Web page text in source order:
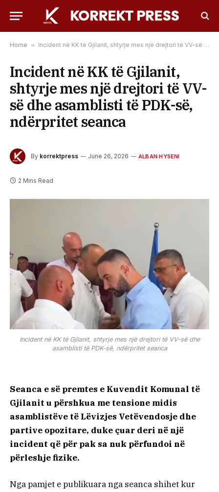
Home » ​Incident në KK të Gjilanit, shtyrje mes një drejtori të VV-së dhe asamblisti të PDK-së, ndërpritet seanca
​Incident në KK të Gjilanit,
shtyrje mes një drejtori të VV-
së dhe asamblisti të PDK-së,
ndërpritet seanca
By korrektpress June 26, 2026 ALBAN HYSENI
2 Mins Read
​Incident në KK të Gjilanit, shtyrje mes një drejtori të VV-së dhe
asamblisti të PDK-së, ndërpritet seanca
Seanca e së premtes e Kuvendit Komunal të
Gjilanit u përshkua me tensione midis
asamblistëve të Lëvizjes Vetëvendosje dhe
partive opozitare, duke çuar deri në një
incident që për pak sa nuk përfundoi në
përleshje fizike.
Nga pamjet e publikuara nga seanca shihet kur